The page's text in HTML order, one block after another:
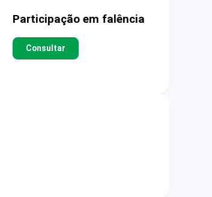
Participação em falência
Consultar